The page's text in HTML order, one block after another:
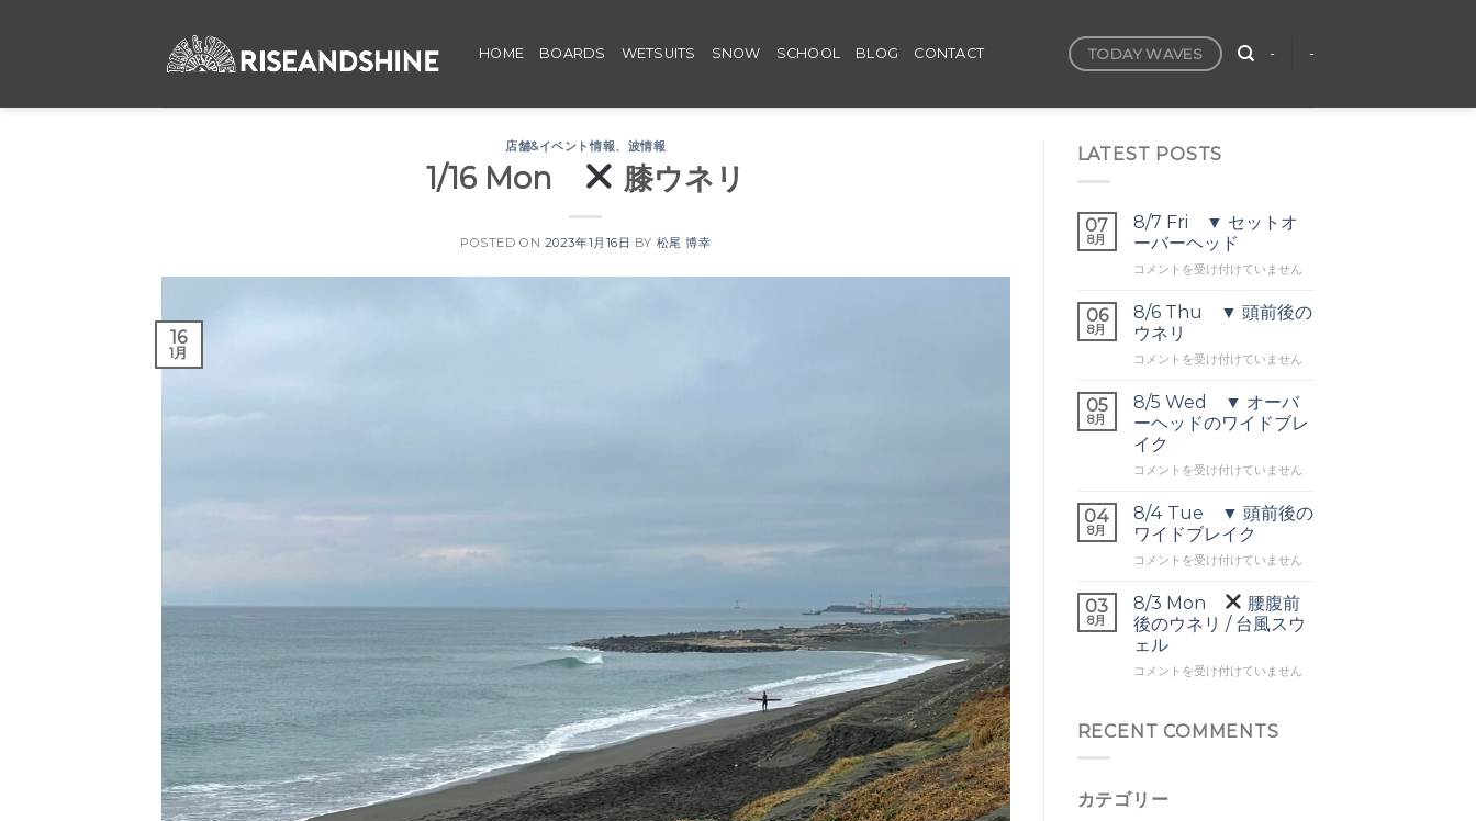
HOME BOARDS WETSUITS SNOW SCHOOL BLOG CONTACT TODAY WAVES - -
店舗&イベント情報、 波情報
1/16 Mon 膝ウネリ
POSTED ON 2023年1月16日 BY 松尾 博幸
16
1月
LATEST POSTS
07
8月
8/7 Fri ▼ セットオ
ーバーヘッド
8/7
▼
セ
ッ
ト
ー
ヘ
ッ
は
コメントを受け付けていません
06
8月
8/6 Thu ▼ 頭前後の
ウネリ
8/6
▼
頭
後
の
ネ
リ
は
コメントを受け付けていません
05
8月
8/5 Wed ▼ オーバ
ーヘッドのワイドブレ
イク
8/5
▼
オ
ー
バ
ヘ
ッ
ド
の
ワ
ブ
は
コメントを受け付けていません
04
8月
8/4 Tue ▼ 頭前後の
ワイドブレイク
8/4
▼
頭
前
後
の
ド
ク
コメントを受け付けていません
03
8月
8/3 Mon
腰腹前
後のウネリ / 台風スウ
ェル
8/3
腰
の
コメントを受け付けていません
RECENT COMMENTS
カテゴリー